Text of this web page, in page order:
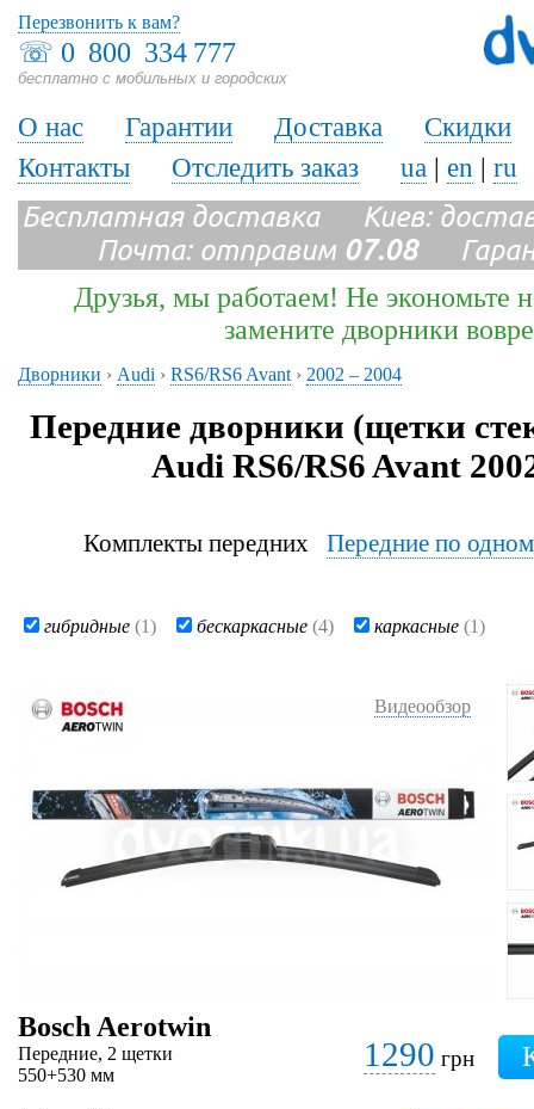
☏ 0 800 334 777
бесплатно с мобильных и городских
Перезвонить к вам?
О нас Гарантии Доставка
Скидки
Контакты
Отследить заказ ua | en | ru
Бесплатная доставка Киев:
Почта: отправим 07.08
Друзья, мы работаем! Не экономьте
замените дворники
Дворники › Audi › RS6/RS6 Avant › 2002 – 2004
Передние дворники (щетки
Audi RS6/RS6 Avant
Комплекты передних Передние по
гибридные (1) бескаркасные (4) каркасные (1)
Видеообзор
Bosch Aerotwin
Передние, 2 щетки
550+530 мм
1290 грн